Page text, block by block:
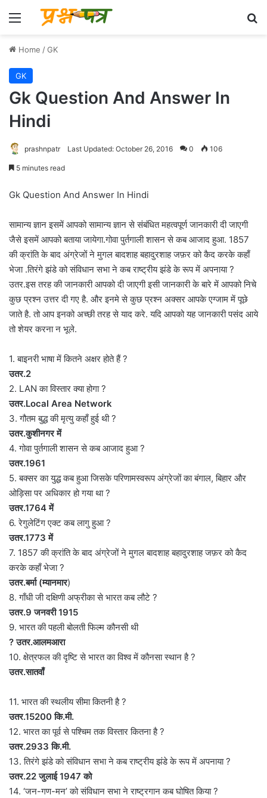
Menu
Home /GK
GK
Gk Question And Answer In
Hindi
prashnpatr Last Updated: October 26, 2016 0 106
5 minutes read
Gk Question And Answer In Hindi
सामान्य ज्ञान इसमें आपको सामान्य ज्ञान से संबंधित महत्वपूर्ण जानकारी दी जाएगी
जैसे इसमें आपको बताया जायेगा.गोवा पुर्तगाली शासन से कब आजाद हुआ. 1857
की क्रांति के बाद अंग्रेजों ने मुगल बादशाह बहादुरशाह जफ़र को कैद करके कहाँ
भेजा .तिरंगे झंडे को संविधान सभा ने कब राष्ट्रीय झंडे के रूप में अपनाया ?
उतर.इस तरह की जानकारी आपको दी जाएगी इसी जानकारी के बारे में आपको निचे
कुछ प्रश्न उत्तर दी गए है. और इनमे से कुछ प्रश्न अक्सर आपके एग्जाम में पूछे
जाते है. तो आप इनको अच्छी तरह से याद करे. यदि आपको यह जानकारी पसंद आये
तो शेयर करना न भूले.
1. बाइनरी भाषा में कितने अक्षर होते हैं ?
उतर.2
2. LAN का विस्तार क्या होगा ?
उतर.Local Area Network
3. गौतम बुद्ध की मृत्यु कहाँ हुई थी ?
उतर.कुशीनगर में
4. गोवा पुर्तगाली शासन से कब आजाद हुआ ?
उतर.1961
5. बक्सर का युद्ध कब हुआ जिसके परिणामस्वरूप अंग्रेजों का बंगाल, बिहार और
ओड़िसा पर अधिकार हो गया था ?
उतर.1764 में
6. रेगुलेटिंग एक्ट कब लागु हुआ ?
उतर.1773 में
7. 1857 की क्रांति के बाद अंग्रेजों ने मुगल बादशाह बहादुरशाह जफ़र को कैद
करके कहाँ भेजा ?
उतर.बर्मा (म्यानमार)
8. गाँधी जी दक्षिणी अफ्रीका से भारत कब लौटे ?
उतर.9 जनवरी 1915
9. भारत की पहली बोलती फिल्म कौनसी थी
? उतर.आलमआरा
10. क्षेत्रफल की दृष्टि से भारत का विश्व में कौनसा स्थान है ?
उतर.सातवाँ
11. भारत की स्थलीय सीमा कितनी है ?
उतर.15200 कि.मी.
12. भारत का पूर्व से पश्चिम तक विस्तार कितना है ?
उतर.2933 कि.मी.
13. तिरंगे झंडे को संविधान सभा ने कब राष्ट्रीय झंडे के रूप में अपनाया ?
उतर.22 जुलाई 1947 को
14. ‘जन-गण-मन’ को संविधान सभा ने राष्ट्रगान कब घोषित किया ?